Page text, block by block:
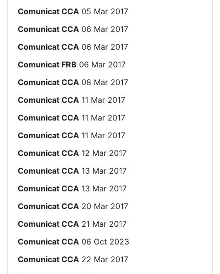
Comunicat CCA 05 Mar 2017
Comunicat CCA 06 Mar 2017
Comunicat CCA 06 Mar 2017
Comunicat FRB 06 Mar 2017
Comunicat CCA 08 Mar 2017
Comunicat CCA 11 Mar 2017
Comunicat CCA 11 Mar 2017
Comunicat CCA 11 Mar 2017
Comunicat CCA 12 Mar 2017
Comunicat CCA 13 Mar 2017
Comunicat CCA 13 Mar 2017
Comunicat CCA 20 Mar 2017
Comunicat CCA 21 Mar 2017
Comunicat CCA 06 Oct 2023
Comunicat CCA 22 Mar 2017